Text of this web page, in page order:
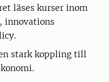
läses kurser inom
innovations
stark koppling till